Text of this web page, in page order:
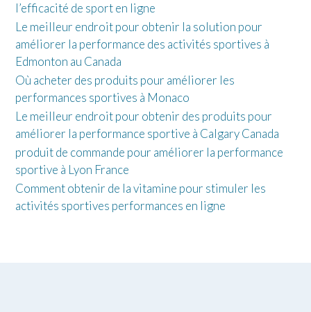
l’efficacité de sport en ligne
Le meilleur endroit pour obtenir la solution pour
améliorer la performance des activités sportives à
Edmonton au Canada
Où acheter des produits pour améliorer les
performances sportives à Monaco
Le meilleur endroit pour obtenir des produits pour
améliorer la performance sportive à Calgary Canada
produit de commande pour améliorer la performance
sportive à Lyon France
Comment obtenir de la vitamine pour stimuler les
activités sportives performances en ligne